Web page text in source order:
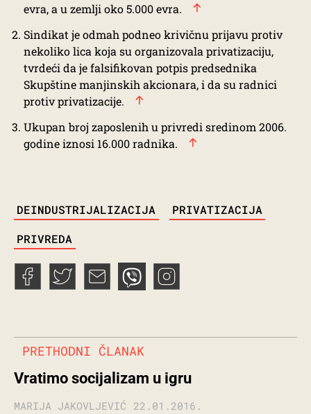
evra, a u zemlji oko 5.000 evra.
Sindikat je odmah podneo krivičnu prijavu protiv
nekoliko lica koja su organizovala privatizaciju,
tvrdeći da je falsifikovan potpis predsednika
Skupštine manjinskih akcionara, i da su radnici
protiv privatizacije.
Ukupan broj zaposlenih u privredi sredinom 2006.
godineiznosi 16.000 radnika.
DEINDUSTRIJALIZACIJA PRIVATIZACIJA
PRIVREDA
PRETHODNI ČLANAK
Vratimo socijalizam u igru
MARIJA JAKOVLJEVIĆ 22.01.2016.